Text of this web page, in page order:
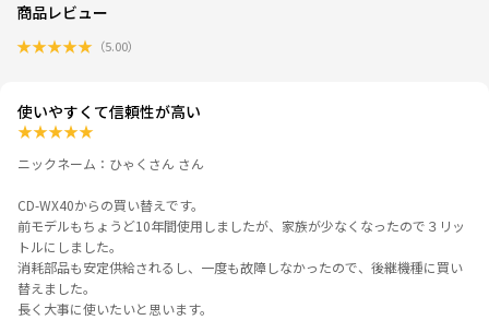
商品レビュー
★★★★★ （5.00）
使いやすくて信頼性が高い
★★★★★
ニックネーム：ひゃくさん さん
CD-WX40からの買い替えです。
前モデルもちょうど10年間使用しましたが、家族が少なくなったので３リッ
トルにしました。
消耗部品も安定供給されるし、一度も故障しなかったので、後継機種に買い
替えました。
長く大事に使いたいと思います。